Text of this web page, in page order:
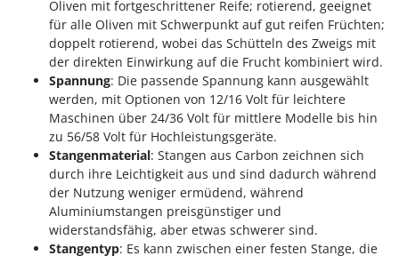
Oliven mit fortgeschrittener Reife; rotierend, geeignet
für alle Oliven mit Schwerpunkt auf gut reifen Früchten;
doppelt rotierend, wobei das Schütteln des Zweigs mit
der direkten Einwirkung auf die Frucht kombiniert wird.
Spannung: Die passende Spannung kann ausgewählt
werden, mit Optionen von 12/16 Volt für leichtere
Maschinen über 24/36 Volt für mittlere Modelle bis hin
zu 56/58 Volt für Hochleistungsgeräte.
Stangenmaterial: Stangen aus Carbon zeichnen sich
durch ihre Leichtigkeit aus und sind dadurch während
der Nutzung weniger ermüdend, während
Aluminiumstangen preisgünstiger und
widerstandsfähig, aber etwas schwerer sind.
Stangentyp: Es kann zwischen einer festen Stange, die